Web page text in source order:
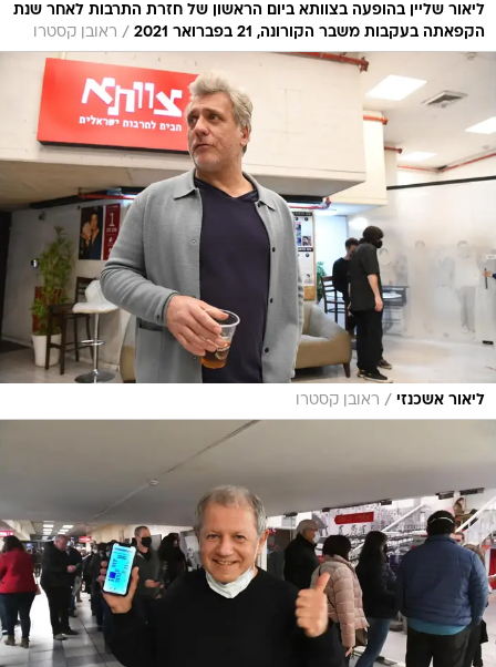
ליאור שליין בהופעה בצוותא ביום הראשון של חזרת התרבות לאחר שנת
הקפאתה בעקבות משבר הקורונה, 21 בפברואר 2021
/ ראובן קסטרו
ליאור אשכנזי / ראובן קסטרו